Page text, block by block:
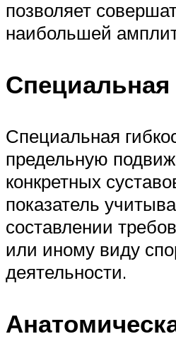
позволяет
наибольшей
Специальная
Специальная
предельную
конкретных
показатель
составлении
или иному виду
деятельности.